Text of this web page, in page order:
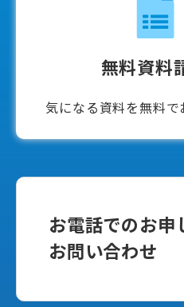
無料資料
気になる資料を無料で
お電話でのお申
お問い合わせ